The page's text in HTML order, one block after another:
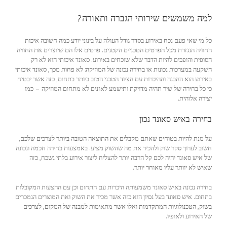
למה משמשים שירותי הגברה ותאורה?
כל מי שאי פעם נכח באירוע בסדר גודל העולה על בינוני יודע כמה חשובה איכות
החוויה הנגזרת מכל הפרטים הטכניים הקטנים. פרטים אלו הם שיוצרים את החוויה
הסופית והופכים להיות הדבר שלא שוכחים באירוע. סאונד איכותי הוא לא רק
השקעה במערכות נכונות או בחירה נכונה של המוזיקה: לא פחות מכך, סאונד איכותי
באירוע הוא ההבנה וההיכרות עם הציוד הטכני הטוב ביותר בתחום, כזה אשר יבטיח
כי כל בחירה של שיר תהיה מדויקת ותישמע לאזנים לא מתחום המוזיקה – כמו
יצירה אלוהית.
בחירה באיש סאונד נכון
על מנת להיות בטוחים שאתם מקבלים את התוצאה הטובה ביותר לצרכים שלכם,
חשוב לערוך סקר שוק ולהכיר את מה שהשוק מציע. באמצעות בחירה חכמה ונכונה
של איש סאונד יהיה לכם קל הרבה יותר להצליח ליצור אירוע בלתי נשכח, כזה
שאיש לא יוותר עליו מאוחר יותר.
בחירה נכונה באיש סאונד משמעותה היכרות עם התחום וכן עם ההצעות המקובלות
בתחום. איש סאונד בעל נסיון הוא כזה אשר מכיר את השוק ואת המוצרים הנמכרים
בשוק, הטכנולוגיות המתקדמות ואלו אשר מתאימות למבנה של המקום, לצרכים
של האירוע ולאופיו.